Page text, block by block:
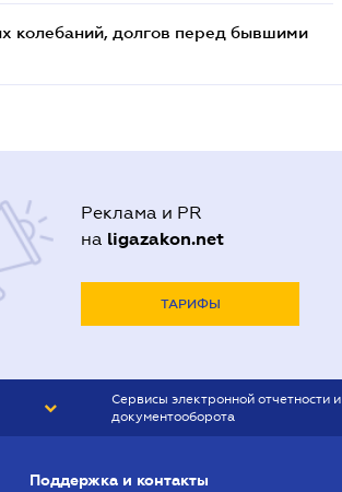
колебаний, долгов перед бывшими
Реклама и PR
на ligazakon.net
ТАРИФЫ
Сервисы электронной отчетности и
документооборота
Поддержка и контакты